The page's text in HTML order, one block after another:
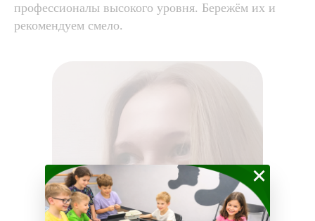
профессионалы высокого уровня. Бережём их и
рекомендуем смело.
×